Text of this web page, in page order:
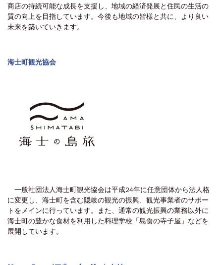
商店の持続可能な成長を支援し、地域の経済発展と住民の生活の
質の向上を目指しています。今後も地域の皆様と共に、より良い
未来を築いていきます。
海士町観光協会
一般社団法人海士町観光協会は平成24年に任意団体から法人格
に変更し、海士町を含む隠岐の観光の振興、観光事業者のサポー
トをメインに行っています。また、通常の観光振興の業務以外に
海士町の豊かな食材を利用した料理学校「島食の寺子屋」などを
展開しています。